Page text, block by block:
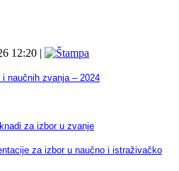
12:20 |
naučnih zvanja – 2024
za izbor u zvanje
za izbor u naučno i istraživačko